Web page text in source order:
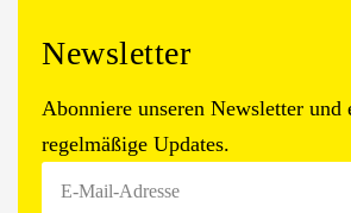
Newsletter
Abonniere unseren Newsletter und
regelmäßige Updates.